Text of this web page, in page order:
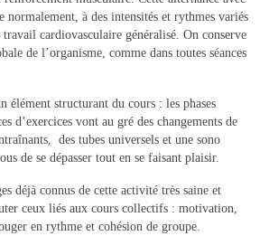
»
normalement, à des intensités et rythmes variés
cardiovasculaire généralisé. On conserve
de l’organisme, comme dans toutes séances
élément structurant du cours : les phases
d’exercices vont au gré des changements de
des tubes universels et une sono
de se dépasser tout en se faisant plaisir.
déjà connus de cette activité très saine et
ceux liés aux cours collectifs : motivation,
en rythme et cohésion de groupe.